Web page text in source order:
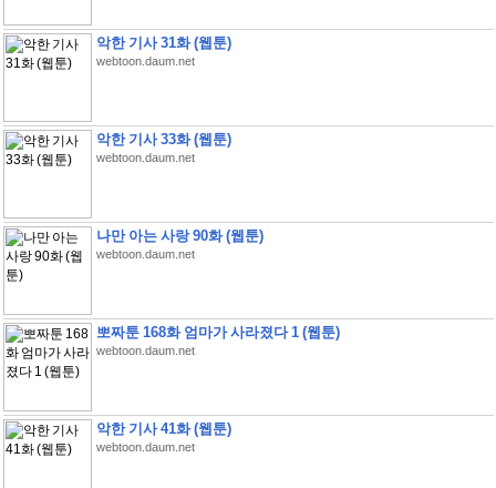
악한 기사 31화 (웹툰)
webtoon.daum.net
악한 기사 33화 (웹툰)
webtoon.daum.net
나만 아는 사랑 90화 (웹툰)
webtoon.daum.net
뽀짜툰 168화 엄마가 사라졌다 1 (웹툰)
webtoon.daum.net
악한 기사 41화 (웹툰)
webtoon.daum.net